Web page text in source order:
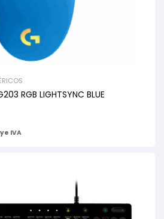
RGB LIGHTSYNC BLUE
IVA